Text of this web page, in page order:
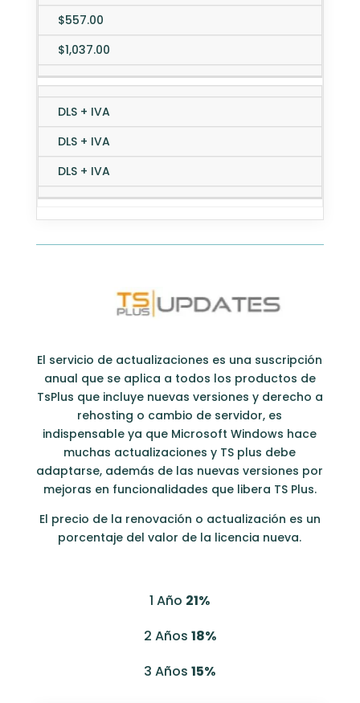
$557.00
$1,037.00
DLS + IVA
DLS + IVA
DLS + IVA
El servicio de actualizaciones es una suscripción
anual que se aplica a todos los productos de
TsPlus que incluye nuevas versiones y derecho a
rehosting o cambio de servidor, es
indispensable ya que Microsoft Windows hace
muchas actualizaciones y TS plus debe
adaptarse, además de las nuevas versiones por
mejoras en funcionalidades que libera TS Plus.
El precio de la renovación o actualización es un
porcentaje del valor de la licencia nueva.
1 Año 21%
2 Años 18%
3 Años15%